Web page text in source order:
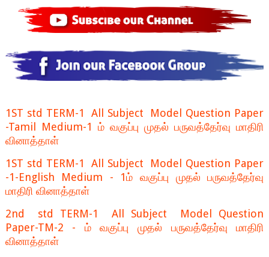
1ST std TERM-1 All Subject Model Question Paper
-Tamil Medium-1 ம் வகுப்பு முதல் பருவத்தேர்வு மாதிரி
வினாத்தாள்
1ST std TERM-1 All Subject Model Question Paper
-1-English Medium - 1ம் வகுப்பு முதல் பருவத்தேர்வு
மாதிரி வினாத்தாள்
2nd std TERM-1 All Subject Model Question
Paper-TM-2 - ம் வகுப்பு முதல் பருவத்தேர்வு மாதிரி
வினாத்தாள்